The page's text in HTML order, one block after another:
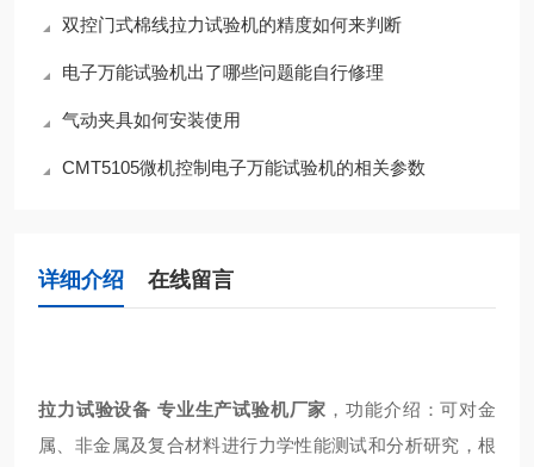
双控门式棉线拉力试验机的精度如何来判断
电子万能试验机出了哪些问题能自行修理
气动夹具如何安装使用
CMT5105微机控制电子万能试验机的相关参数
详细介绍 在线留言
拉力试验设备 专业生产试验机厂家 ，功能介绍：可对金
属、非金属及复合材料进行力学性能测试和分析研究，根